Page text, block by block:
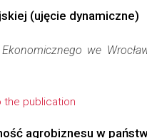
(ujęcie dynamiczne)
we
the publication
agrobiznesu w